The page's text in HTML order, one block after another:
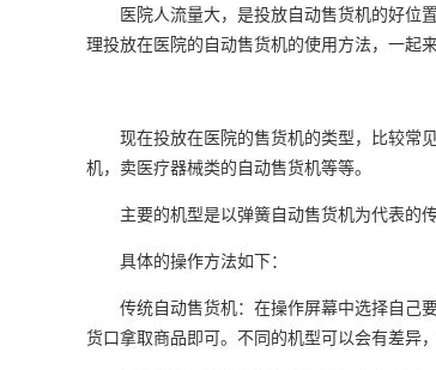
医院人流量大，是投放自动售货机的好位
理投放在医院的自动售货机的使用方法，一起来
现在投放在医院的售货机的类型，比较常
机，卖医疗器械类的自动售货机等等。
主要的机型是以弹簧自动售货机为代表的传
具体的操作方法如下：
传统自动售货机：在操作屏幕中选择自己要
货口拿取商品即可。不同的机型可以会有差异